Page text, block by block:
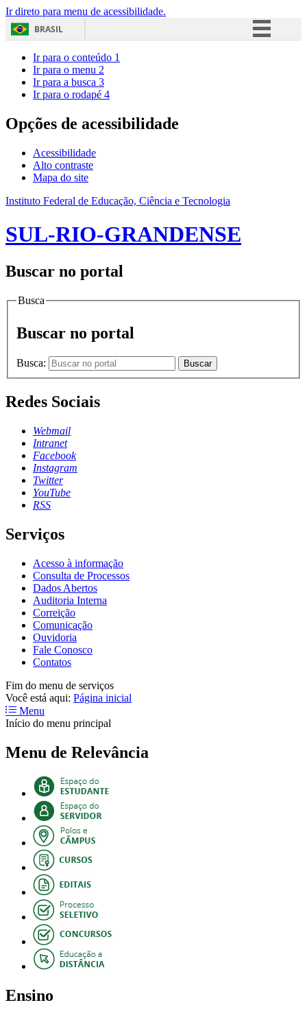
Ir direto para menu de acessibilidade.
BRASIL
Acesso à informação
Ir para o conteúdo 1
Ir para o menu 2
Ir para a busca 3
Ir para o rodapé 4
Opções de acessibilidade
Acessibilidade
Alto contraste
Mapa do site
Instituto Federal de Educação, Ciência e Tecnologia
SUL-RIO-GRANDENSE
Buscar no portal
Busca
Buscar no portal
Busca: Buscar
Redes Sociais
Webmail
Intranet
Facebook
Instagram
Twitter
YouTube
RSS
Serviços
Acesso à informação
Consulta de Processos
Dados Abertos
Auditoria Interna
Correição
Comunicação
Ouvidoria
Fale Conosco
Contatos
Fim do menu de serviços
Você está aqui: Página inicial
Menu
Início do menu principal
Menu de Relevância
Ensino